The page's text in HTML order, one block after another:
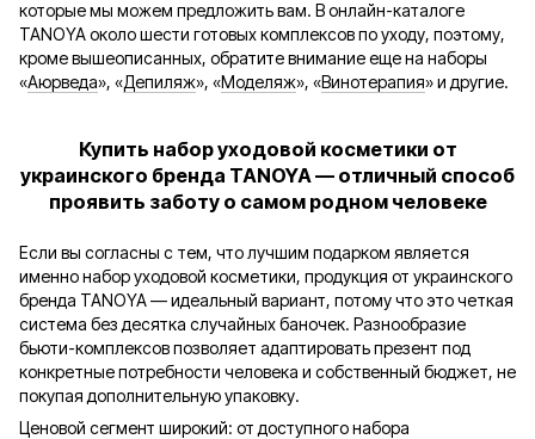
которые мы можем предложить вам. В онлайн-каталоге
TANOYA около шести готовых комплексов по уходу, поэтому,
кроме вышеописанных, обратите внимание еще на наборы
«Аюрведа», «Депиляж», «Моделяж», «Винотерапия» и другие.
Купить набор уходовой косметики от
украинского бренда TANOYA — отличный способ
проявить заботу о самом родном человеке
Если вы согласны с тем, что лучшим подарком является
именно набор уходовой косметики, продукция от украинского
бренда TANOYA — идеальный вариант, потому что это четкая
система без десятка случайных баночек. Разнообразие
бьюти-комплексов позволяет адаптировать презент под
конкретные потребности человека и собственный бюджет, не
покупая дополнительную упаковку.
Ценовой сегмент широкий: от доступного набора